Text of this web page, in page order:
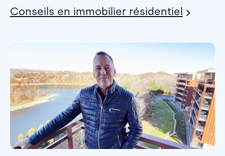
Conseils en immobilier résidentiel